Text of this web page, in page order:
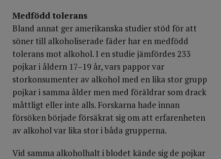
Medfödd tolerans
Bland annat ger amerikanska studier stöd för att
söner till alkoholiserade fäder har en medfödd
tolerans mot alkohol. I en studie jämfördes 233
pojkar i åldern 17–19 år, vars pappor var
storkonsumenter av alkohol med en lika stor grupp
pojkar i samma ålder men med föräldrar som drack
måttligt eller inte alls. Forskarna hade innan
försöken började försäkrat sig om att erfarenheten
av alkohol var lika stor i båda grupperna.
Vid samma alkoholhalt i blodet kände sig de pojkar